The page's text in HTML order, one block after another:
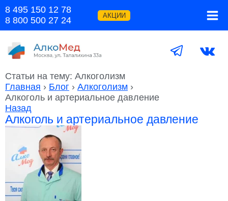
Перейти
содержимому
8 495 150 12 78
8 800 500 27 24
АКЦИИ
Статьи на тему: Алкоголизм
Главная › Блог › Алкоголизм ›
Алкоголь и артериальное давление
Назад
Алкоголь и артериальное давление